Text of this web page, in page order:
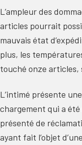
L’ampleur des
articles pourrait
mauvais état
plus, les
touché onze articles,
L’intimé présente
chargement qui a été
présenté de
ayant fait l’objet